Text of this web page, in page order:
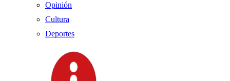
Opinión
Cultura
Deportes